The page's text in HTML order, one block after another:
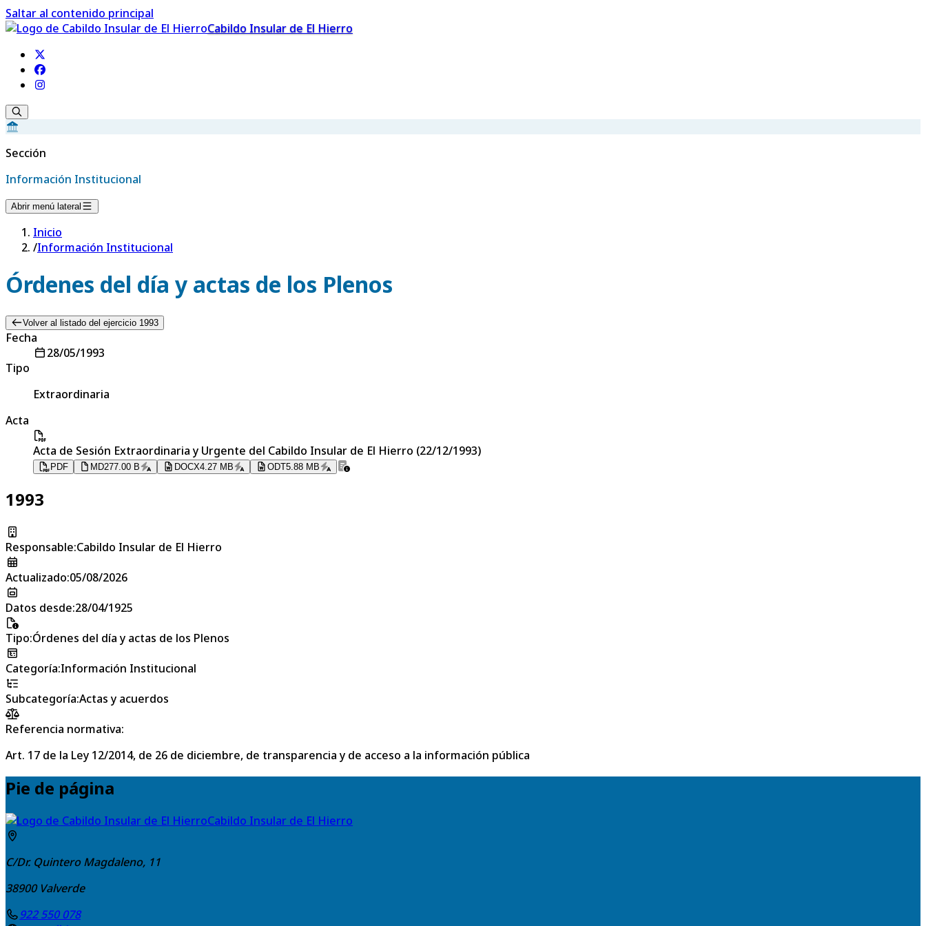
Saltar al contenido principal
Cabildo Insular de El Hierro
Sección
Información Institucional
Abrir menú lateral
Inicio
/Información Institucional
Órdenes del día y actas de los Plenos
Volver al listado del ejercicio 1993
Fecha
28/05/1993
Tipo
Extraordinaria
Acta
Acta de Sesión Extraordinaria y Urgente del Cabildo Insular de El Hierro (22/12/1993)
PDF MD277.00 B DOCX4.27 MB ODT5.88 MB
1993
Responsable:Cabildo Insular de El Hierro
Actualizado:05/08/2026
Datos desde:28/04/1925
Tipo:Órdenes del día y actas de los Plenos
Categoría:Información Institucional
Subcategoría:Actas y acuerdos
Referencia normativa:
Art. 17 de la Ley 12/2014, de 26 de diciembre, de transparencia y de acceso a la información pública
Pie de página
Cabildo Insular de El Hierro
C/Dr. Quintero Magdaleno, 11
38900 Valverde
922 550 078